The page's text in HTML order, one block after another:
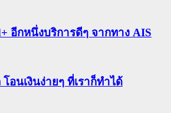
อีกหนึ่งบริการดีๆ จากทาง AIS
อนเงินง่ายๆ ที่เราก็ทำได้